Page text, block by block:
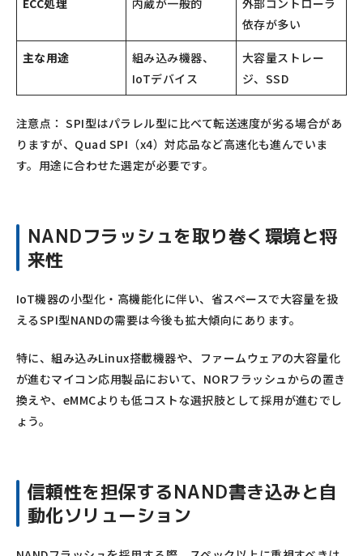
依存が多い
主な用途
組み込み機器、
IoTデバイス
大容量ストレー
ジ、SSD
注意点： SPI型はパラレル型に比べて転送速度が劣る場合があ
りますが、Quad SPI（x4）対応品など高速化も進んでいま
す。用途に合わせた選定が必要です。
NANDフラッシュを取り巻く環境と将
来性
IoT機器の小型化・高機能化に伴い、省スペースで大容量を扱
えるSPI型NANDの需要は今後も拡大傾向にあります。
特に、組み込みLinux搭載機器や、ファームウェアの大容量化
が進むマイコン応用製品において、NORフラッシュからの置き
換えや、eMMCよりも低コストな選択肢として採用が進むでし
ょう。
信頼性を担保するNAND書き込みと自
動化ソリューション